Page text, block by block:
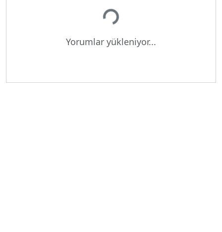
Yorumlar yükleniyor...